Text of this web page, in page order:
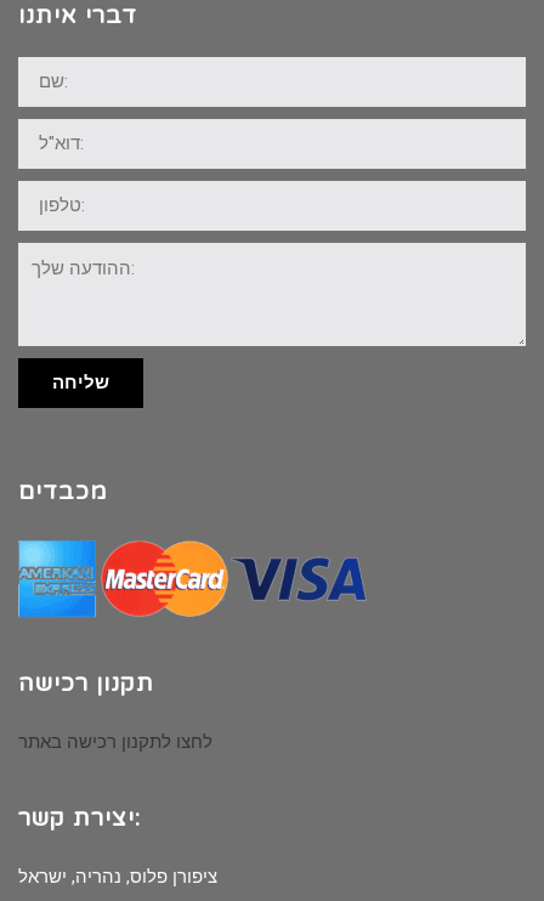
דברי איתנו
שם:
דוא"ל:
טלפון:
ההודעה
שלך:
שליחה
מכבדים
תקנון רכישה
לחצו לתקנון רכישה באתר
יצירת קשר:
ציפורן פלוס, נהריה, ישראל